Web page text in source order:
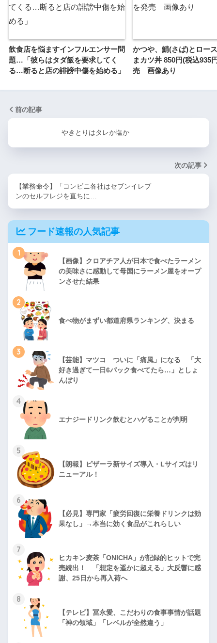
飲食店を悩ますインフルエンサー問
題…「彼らはタダ飯を要求してく
る…断ると店の誹謗中傷を始める」
かつや、鯖(さば)とロー
まカツ丼 850円(税込935
売 画像あり
前の記事
やきとりはタレか塩か
次の記事
【業務命令】「コンビニ各社はセブンイレブ
ンのセルフレジを直ちに…
フード速報の人気記事
1
【画像】クロアチア人が日本で食べたラーメン
の美味さに感動して母国にラーメン屋をオープ
ンさせた結果
2
食べ物がまずい都道府県ランキング、決まる
3
【芸能】マツコ ついに「痛風」になる 「大
好き過ぎて一日6パック食べてたら…」としょ
んぼり
4
エナジードリンク飲むとハゲることが判明
5
【朗報】ピザーラ新サイズ導入・Lサイズはリ
ニューアル！
6
【必見】専門家「疲労回復に栄養ドリンクは効
果なし」→本当に効く食品がこれらしい
7
ヒカキン麦茶「ONICHA」が記録的ヒットで完
売続出！ 「想定を遥かに超える」大反響に感
謝、25日から再入荷へ
8
【テレビ】冨永愛、こだわりの食事事情が話題
「神の領域」「レベルが全然違う」